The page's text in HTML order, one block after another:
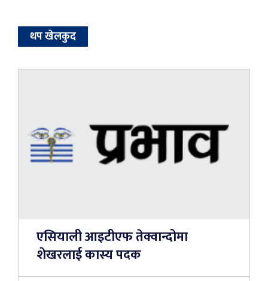
थप खेलकुद
एसियाली आइटीएफ तेक्वान्दोमा
शेखरलाई कास्य पदक